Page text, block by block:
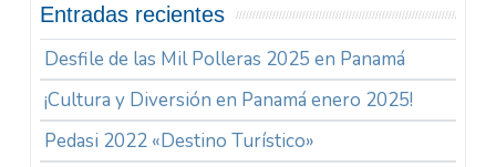
Entradas recientes
Desfile de las Mil Polleras 2025 en Panamá
¡Cultura y Diversión en Panamá enero 2025!
Pedasi 2022 «Destino Turístico»